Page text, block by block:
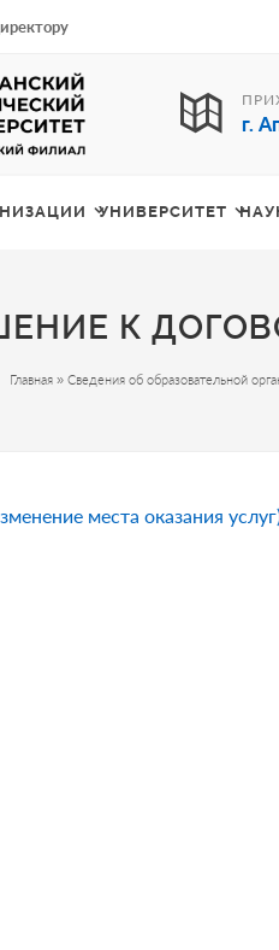
г.
УНИВЕРСИТЕТ
К
Главная» Сведения об образовательной
места оказания